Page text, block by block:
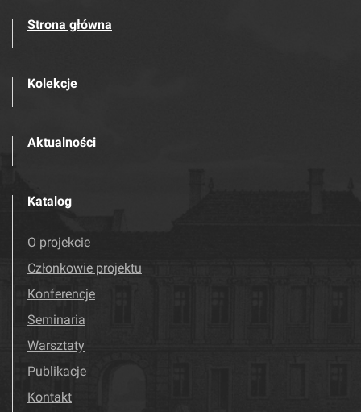
Strona główna
Kolekcje
Aktualności
Katalog
O projekcie
Członkowie projektu
Konferencje
Seminaria
Warsztaty
Publikacje
Kontakt